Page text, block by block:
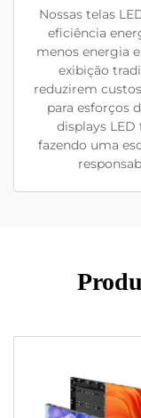
Nossas telas
eficiência
menos energia
exibição
reduzirem
para esforços
displays LED
fazendo uma